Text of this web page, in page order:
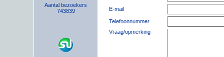
Aantal bezoekers
743839
E-mail
Telefoonnummer
Vraag/opmerking